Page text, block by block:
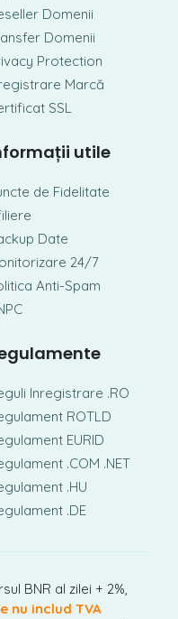
Domenii
Domenii
Protection
Marcă
SSL
utile
de Fidelitate
Date
24/7
Anti-Spam
Inregistrare .RO
ROTLD
EURID
.COM .NET
.HU
.DE
BNR al zilei + 2%,
nu includ TVA